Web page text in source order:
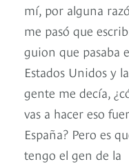
mí, por alguna
me pasó que
guion que pasaba
Estados Unidos y la
gente me decía,
vas a hacer eso
España? Pero es
tengo el gen de la